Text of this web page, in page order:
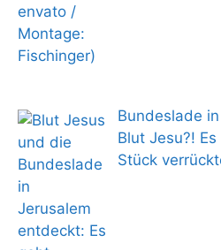
Bundeslade
Blut Jesu?!
Stück